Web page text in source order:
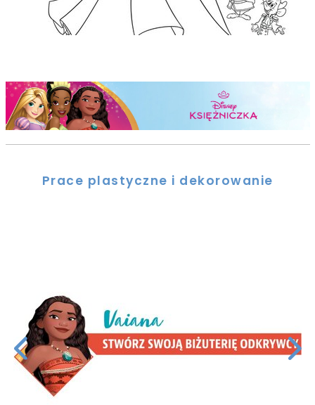
Prace plastyczne i dekorowanie